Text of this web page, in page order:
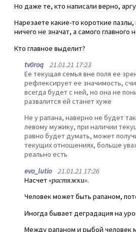
Но даже те, кто написали верно,
Нарезаете какие-то короткие
ничего не значат, а самого главного
Кто главное выделит?
tv0roq 21.01.21 17:23
Ее текущая семья вне поля ее
рефлексирует ее значимость,
всегда будет с ней, но она не
развалится ей станет хуже
Не у рапана, наверно не будет
левому мужику, при наличии
равно будет думать, может
текущих отношениях, больше
реально есть
evo_lutio21.01.21 17:26
Насчет«растяжки».
Человек может быть рапаном,
Иногда бывает деградация на
Между рапаном и рыбой человек